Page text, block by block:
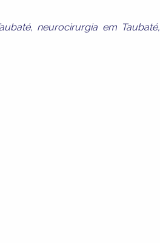
, neurocirurgia em Taubaté,